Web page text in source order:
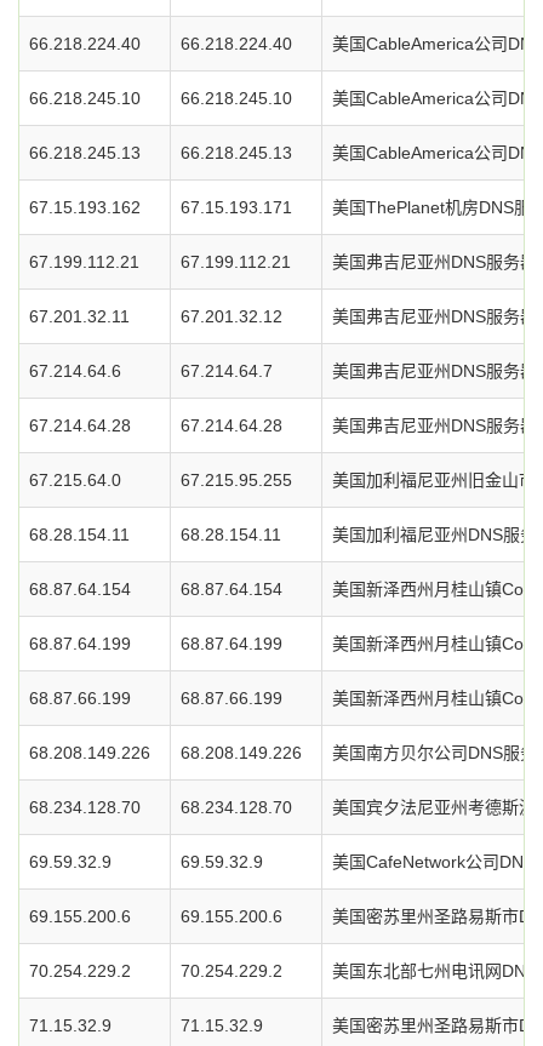
66.218.224.40 66.218.224.40 美国CableAmerica公司
66.218.245.10 66.218.245.10 美国CableAmerica公司
66.218.245.13 66.218.245.13 美国CableAmerica公司
67.15.193.162 67.15.193.171 美国ThePlanet机房DNS服
67.199.112.21 67.199.112.21 美国弗吉尼亚州DNS服务器
67.201.32.11 67.201.32.12 美国弗吉尼亚州DNS服务器
67.214.64.6 67.214.64.7 美国弗吉尼亚州DNS服务器
67.214.64.28 67.214.64.28 美国弗吉尼亚州DNS服务器
67.215.64.0 67.215.95.255 美国加利福尼亚州旧金山
68.28.154.11 68.28.154.11 美国加利福尼亚州DNS服务
68.87.64.154 68.87.64.154 美国新泽西州月桂山镇
68.87.64.199 68.87.64.199 美国新泽西州月桂山镇
68.87.66.199 68.87.66.199 美国新泽西州月桂山镇
68.208.149.226 68.208.149.226 美国南方贝尔公司DNS服务
68.234.128.70 68.234.128.70 美国宾夕法尼亚州考德斯波
69.59.32.9 69.59.32.9 美国CafeNetwork公司DNS
69.155.200.6 69.155.200.6 美国密苏里州圣路易斯市
70.254.229.2 70.254.229.2 美国东北部七州电讯网DNS
71.15.32.9 71.15.32.9 美国密苏里州圣路易斯市